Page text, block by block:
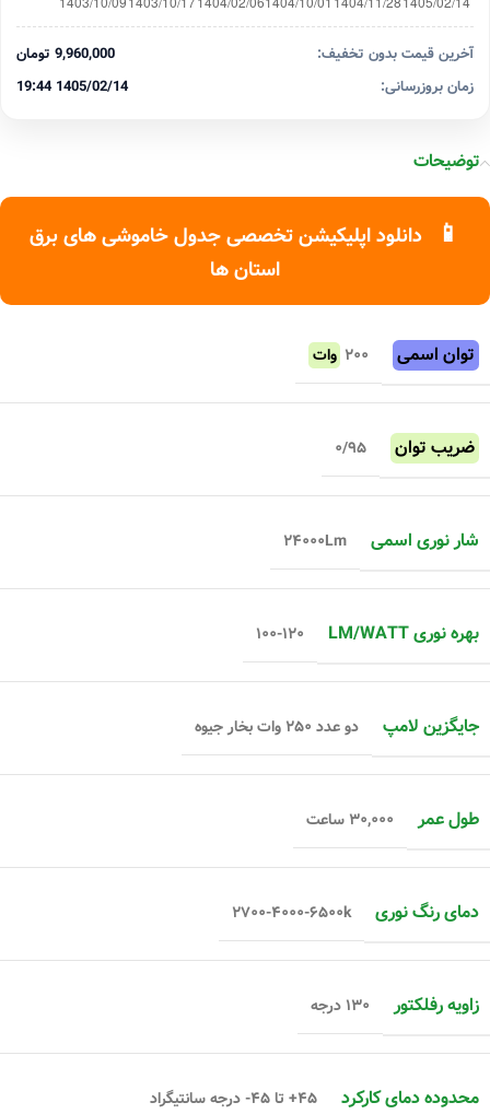
آخرین قیمت بدون تخفیف:
9,960,000 تومان
زمان بروزرسانی:
1405/02/14 19:44
توضیحات
📱
دانلود اپلیکیشن تخصصی جدول خاموشی های برق
استان ها
توان اسمی ۲۰۰ وات
ضریب توان ۰/۹۵
شار نوری اسمی ۲۴۰۰۰Lm
بهره نوری LM/WATT ۱۰۰-۱۲۰
جایگزین لامپ دو عدد ۲۵۰ وات بخار جیوه
طول عمر ۳۰,۰۰۰ ساعت
دمای رنگ نوری ۲۷۰۰-۴۰۰۰-۶۵۰۰k
زاویه رفلکتور ۱۳۰ درجه
محدوده دمای کارکرد ۴۵+ تا ۴۵- درجه سانتیگراد